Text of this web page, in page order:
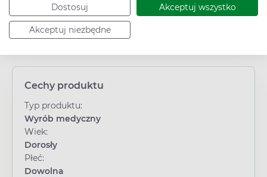
Dostosuj Akceptuj wszystko
Akceptuj niezbędne
Cechy produktu
Typ produktu:
Wyrób medyczny
Wiek:
Dorosły
Płeć:
Dowolna